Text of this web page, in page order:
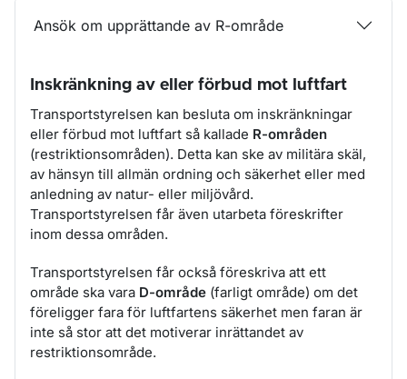
Ansök om upprättande av R-område
Inskränkning av eller förbud mot luftfart
Transportstyrelsen kan besluta om inskränkningar
eller förbud mot luftfart så kallade R-områden
(restriktionsområden). Detta kan ske av militära skäl,
av hänsyn till allmän ordning och säkerhet eller med
anledning av natur- eller miljövård.
Transportstyrelsen får även utarbeta föreskrifter
inom dessa områden.
Transportstyrelsen får också föreskriva att ett
område ska vara D-område (farligt område) om det
föreligger fara för luftfartens säkerhet men faran är
inte så stor att det motiverar inrättandet av
restriktionsområde.